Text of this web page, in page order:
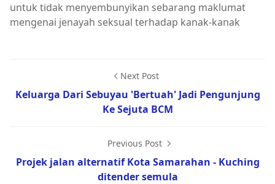
untuk tidak menyembunyikan sebarang maklumat
mengenai jenayah seksual terhadap kanak-kanak
Next Post
Keluarga Dari Sebuyau 'Bertuah' Jadi Pengunjung
Ke Sejuta BCM
Previous Post
Projek jalan alternatif Kota Samarahan - Kuching
ditender semula